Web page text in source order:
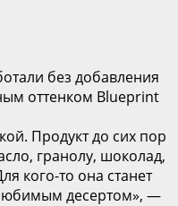
без добавления
оттенком Blueprint
Продукт до сих пор
гранолу, шоколад,
кого-то она станет
любимым десертом», —